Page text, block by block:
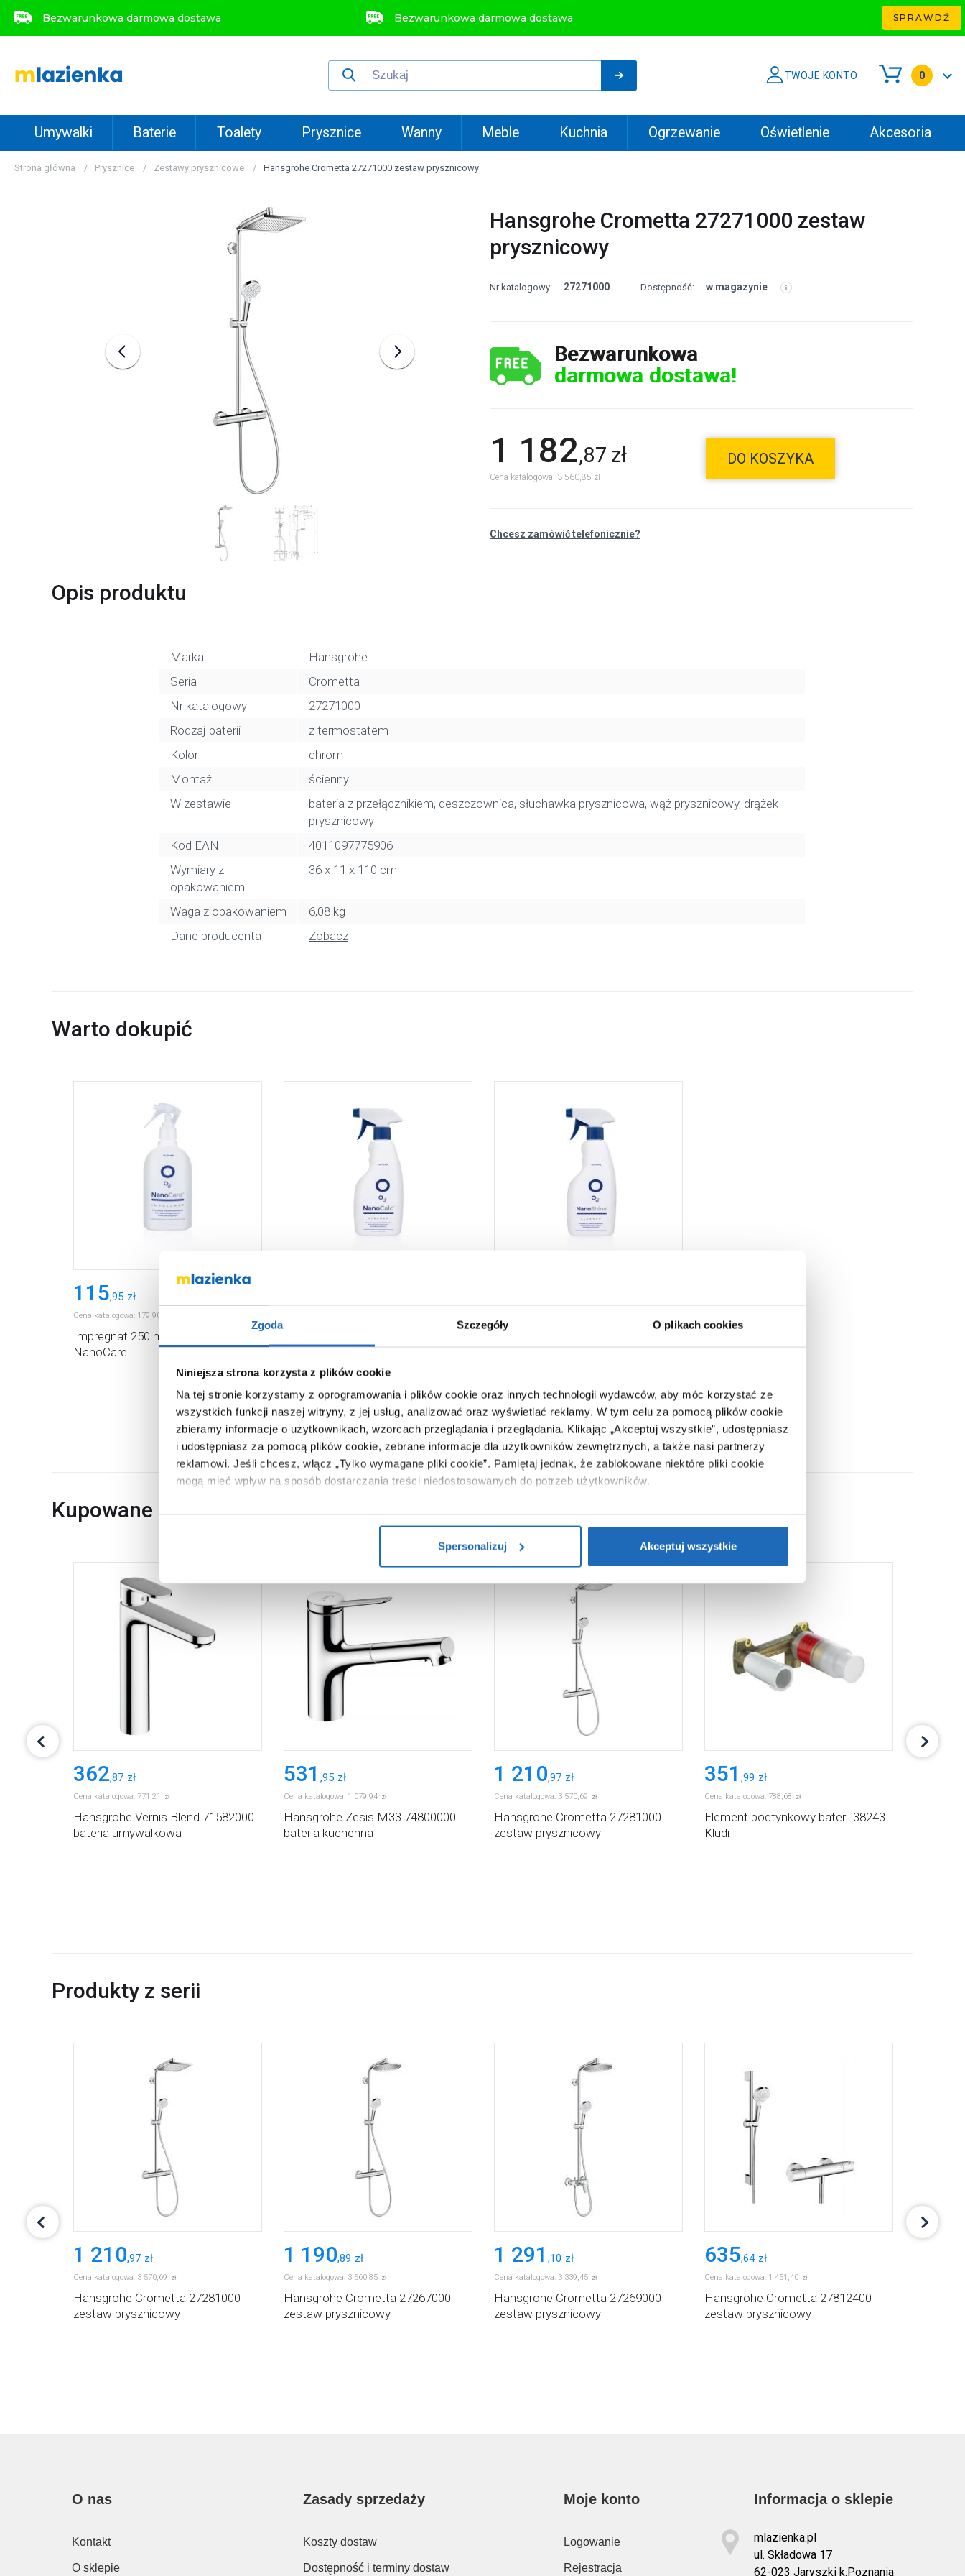
Zgoda Szczegóły O plikach cookies
Niniejsza strona korzysta z plików cookie
Na tej stronie korzystamy z oprogramowania i plików cookie oraz innych technologii wydawców, aby móc korzystać ze
wszystkich funkcji naszej witryny, z jej usług, analizować oraz wyświetlać reklamy. W tym celu za pomocą plików cookie
zbieramy informacje o użytkownikach, wzorcach przeglądania i przeglądania. Klikając „Akceptuj wszystkie”, udostępniasz
i udostępniasz za pomocą plików cookie, zebrane informacje dla użytkowników zewnętrznych, a także nasi partnerzy
reklamowi. Jeśli chcesz, włącz „Tylko wymagane pliki cookie”. Pamiętaj jednak, że zablokowane niektóre pliki cookie
mogą mieć wpływ na sposób dostarczania treści niedostosowanych do potrzeb użytkowników.
Aby uzyskać więcej informacji na temat plików plików cookie, kliknij „Ustawienia plików cookie”.Jeśli chcesz uzyskać
Spersonalizuj
Akceptuj wszystkie
Bezwarunkowa darmowa dostawa Bezwarunkowa darmowa dostawa SPRAWDŹ
TWOJE KONTO 0
Umywalki Baterie Toalety Prysznice Wanny Meble Kuchnia Ogrzewanie Oświetlenie Akcesoria
Strona główna Prysznice Zestawy prysznicowe Hansgrohe Crometta 27271000 zestaw prysznicowy
Hansgrohe Crometta 27271000 zestaw
prysznicowy
Nr katalogowy: 27271000 Dostępność: w magazynie
Bezwarunkowa
darmowa dostawa!
1 182,87 zł
Cena katalogowa: 3 560,85 zł
DO KOSZYKA
Chcesz zamówić telefonicznie?
Opis produktu
Marka
Hansgrohe
Seria
Crometta
Nr katalogowy
27271000
Rodzaj baterii
z termostatem
Kolor
chrom
Montaż
ścienny
W zestawie
bateria z przełącznikiem, deszczownica, słuchawka prysznicowa, wąż prysznicowy, drążek
prysznicowy
Kod EAN
4011097775906
Wymiary z
opakowaniem
36 x 11 x 110 cm
Waga z opakowaniem
6,08 kg
Dane producenta
Zobacz
Warto dokupić
115,95 zł
Cena katalogowa: 179,90
Impregnat 250 ml 89902000 Oltens
NanoCare
ml 89900000 Oltens NanoCalc
Środek czyszczący uniwersalny 450
ml 89901000 Oltens NanoShine
Kupowane z
362,87 zł
Cena katalogowa: 771 ,21 zł
Hansgrohe Vernis Blend 71582000
bateria umywalkowa
531 ,95 zł
Cena katalogowa: 1 079,94 zł
Hansgrohe Zesis M33 74800000
bateria kuchenna
1 210,97 zł
Cena katalogowa: 3 570,69 zł
Hansgrohe Crometta 27281000
zestaw prysznicowy
351 ,99 zł
Cena katalogowa: 788,68 zł
Element podtynkowy baterii 38243
Kludi
Produkty z serii
1 210,97 zł
Cena katalogowa: 3 570,69 zł
Hansgrohe Crometta 27281000
zestaw prysznicowy
1 190,89 zł
Cena katalogowa: 3 560,85 zł
Hansgrohe Crometta 27267000
zestaw prysznicowy
1 291 ,10 zł
Cena katalogowa: 3 339,45 zł
Hansgrohe Crometta 27269000
zestaw prysznicowy
635,64 zł
Cena katalogowa: 1 451 ,40 zł
Hansgrohe Crometta 27812400
zestaw prysznicowy
O nas
Kontakt
O sklepie
Zasady sprzedaży
Koszty dostaw
Dostępność i terminy dostaw
Moje konto
Logowanie
Rejestracja
Informacja o sklepie
mlazienka.pl
ul. Składowa 17
62-023 Jaryszki k.Poznania